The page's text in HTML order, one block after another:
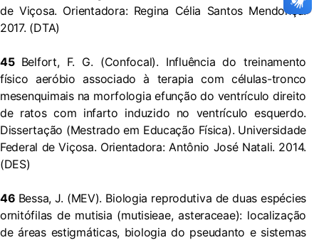
de Viçosa. Orientadora: Regina Célia Santos Mendonça.
2017. (DTA)
45 Belfort, F. G. (Confocal). Influência do treinamento
físico aeróbio associado à terapia com células-tronco
mesenquimais na morfologia efunção do ventrículo direito
de ratos com infarto induzido no ventrículo esquerdo.
Dissertação (Mestrado em Educação Física). Universidade
Federal de Viçosa. Orientadora: Antônio José Natali. 2014.
(DES)
46 Bessa, J. (MEV). Biologia reprodutiva de duas espécies
ornitófilas de mutisia (mutisieae, asteraceae): localização
de áreas estigmáticas, biologia do pseudanto e sistemas